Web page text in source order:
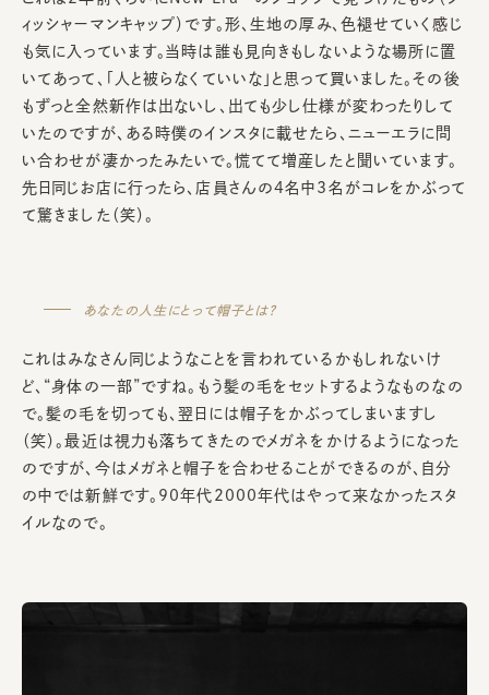
ィッシャーマンキャップ）です。形、生地の厚み、色褪せていく感じ
も気に入っています。当時は誰も見向きもしないような場所に置
いてあって、「人と被らなくていいな」と思って買いました。その後
もずっと全然新作は出ないし、出ても少し仕様が変わったりして
いたのですが、ある時僕のインスタに載せたら、ニューエラに問
い合わせが凄かったみたいで。慌てて増産したと聞いています。
先日同じお店に行ったら、店員さんの4名中3名がコレをかぶって
て驚きました（笑）。
あなたの人生にとって帽子とは？
これはみなさん同じようなことを言われているかもしれないけ
ど、“身体の一部”ですね。もう髪の毛をセットするようなものなの
で。髪の毛を切っても、翌日には帽子をかぶってしまいますし
（笑）。最近は視力も落ちてきたのでメガネをかけるようになった
のですが、今はメガネと帽子を合わせることができるのが、自分
の中では新鮮です。90年代2000年代はやって来なかったスタ
イルなので。